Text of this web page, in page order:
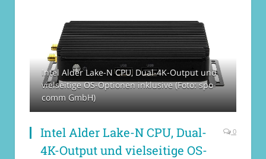
Intel Alder Lake-N CPU, Dual-4K-Output und
vielseitige OS-Optionen inklusive (Foto: spo-
comm GmbH)
Intel Alder Lake-N CPU, Dual-
4K-Output und vielseitige OS-
0